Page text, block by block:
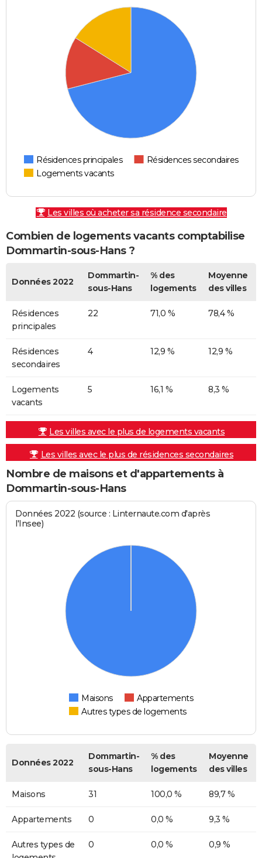
Résidences principales
Résidences secondaires
Logements vacants
Les villes où acheter sa résidence secondaire
Combien de logements vacants comptabilise
Dommartin-sous-Hans ?
Données 2022
Dommartin-
sous-Hans
% des
logements
Moyenne
des villes
Résidences
principales
22 71,0 % 78,4 %
Résidences
secondaires
4 12,9 % 12,9 %
Logements
vacants
5 16,1 % 8,3 %
Les villes avec le plus de logements vacants
Les villes avec le plus de résidences secondaires
Nombre de maisons et d'appartements à
Dommartin-sous-Hans
Données 2022 (source : Linternaute.com d'après
l'Insee)
Maisons
Appartements
Autres types de logements
Données 2022
Dommartin-
sous-Hans
% des
logements
Moyenne
des villes
Maisons 31 100,0 % 89,7 %
Appartements 0 0,0 % 9,3 %
Autres types de
0 0,0 % 0,9 %